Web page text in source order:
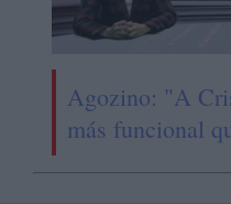
Agozino: "A
más funcional